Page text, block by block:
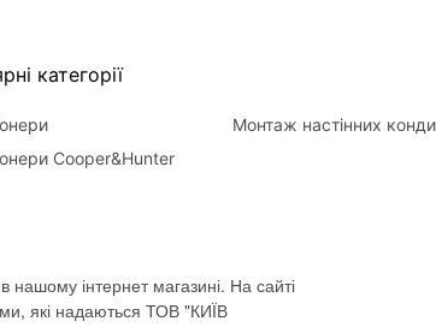
категорії
Cooper&Hunter
Монтаж настінних
нашому інтернет магазині. На сайті
які надаються ТОВ "КИЇВ